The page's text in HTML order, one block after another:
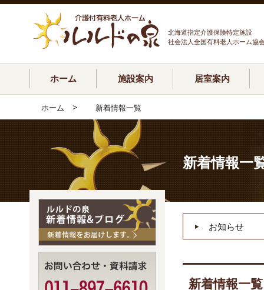
北海道指定介護保険特定施設
社会法人全国有料老人ホーム協
ホーム 施設案内 居室案内
ホーム > 新着情報一覧
新着情報一
お知らせ
新着情報一覧